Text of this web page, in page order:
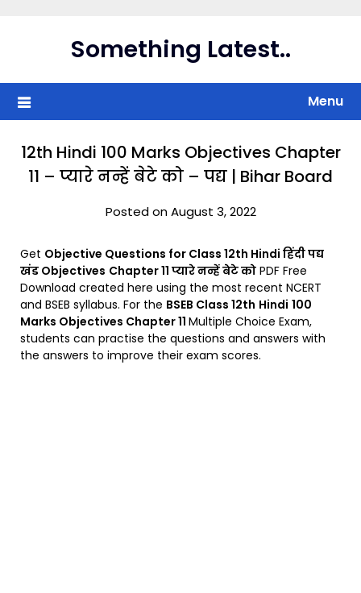
Something Latest..
Menu
12th Hindi 100 Marks Objectives Chapter
11 – प्यारे नन्हें बेटे को – पद्य | Bihar Board
Posted on August 3, 2022
Get Objective Questions for Class 12th Hindi हिंदीपद्य
खंड Objectives Chapter 11 प्यारे नन्हें बेटे को PDF Free
Download created here using the most recent NCERT
and BSEB syllabus. For the BSEB Class 12th Hindi 100
Marks Objectives Chapter 11 Multiple Choice Exam,
students can practise the questions and answers with
the answers to improve their exam scores.